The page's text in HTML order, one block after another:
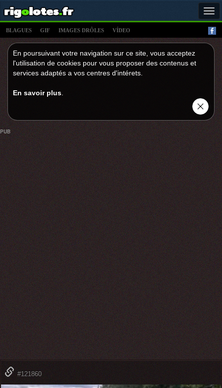
BLAGUES GIF IMAGES DRÔLES VÍDEO
En poursuivant votre navigation sur ce site, vous acceptez
l'utilisation de cookies pour vous proposer des contenus et
services adaptés a vos centres d'intérets.
En savoir plus
PUB
#121860